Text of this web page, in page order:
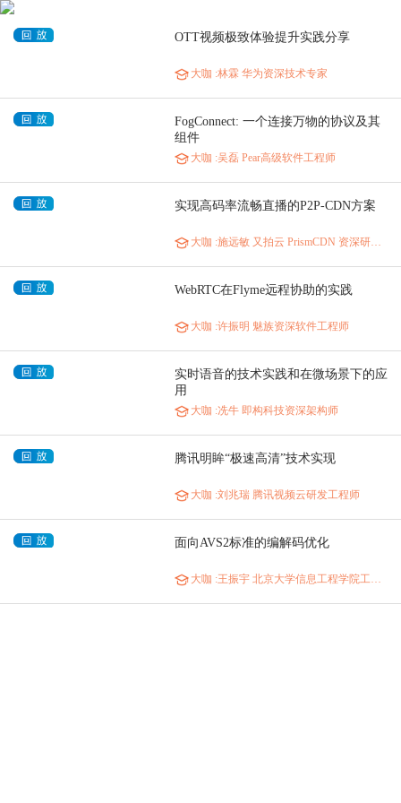
OTT视频极致体验提升实践分享
大咖 :林霖 华为资深技术专家
FogConnect: 一个连接万物的协议及其
组件
大咖 :吴磊 Pear高级软件工程师
实现高码率流畅直播的P2P-CDN方案
大咖 :施远敏 又拍云 PrismCDN 资深研发工程师
WebRTC在Flyme远程协助的实践
大咖 :许振明 魅族资深软件工程师
实时语音的技术实践和在微场景下的应
用
大咖 :冼牛 即构科技资深架构师
腾讯明眸“极速高清”技术实现
大咖 :刘兆瑞 腾讯视频云研发工程师
面向AVS2标准的编解码优化
大咖 :王振宇 北京大学信息工程学院工程师